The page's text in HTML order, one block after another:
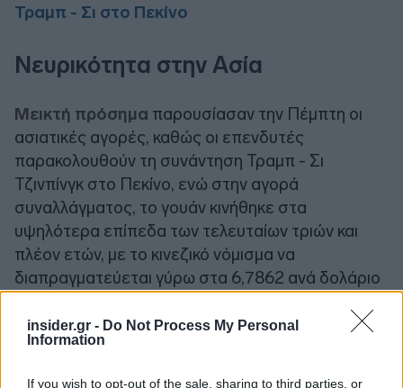
insider.gr - Do Not Process My Personal
Information
If you wish to opt-out of the sale, sharing to third parties, or
Τραμπ - Σι στο Πεκίνο
Νευρικότητα στην Ασία
Μεικτή πρόσημα παρουσίασαν την Πέμπτη οι
ασιατικές αγορές, καθώς οι επενδυτές
παρακολουθούν τη συνάντηση Τραμπ - Σι
Τζινπίνγκ στο Πεκίνο, ενώ στην αγορά
συναλλάγματος, το γουάν κινήθηκε στα
υψηλότερα επίπεδα των τελευταίων τριών και
πλέον ετών, με το κινεζικό νόμισμα να
διαπραγματεύεται γύρω στα 6,7862 ανά δολάριο
υπεράκτια αγορά.